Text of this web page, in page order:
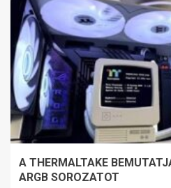
A THERMALTAKE
ARGB SOROZATOT